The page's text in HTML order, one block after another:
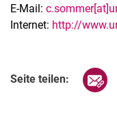
E-Mail:
Internet: http://
Seite teilen: